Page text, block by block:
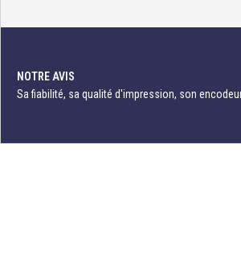
NOTRE AVIS
Sa fiabilité, sa qualité d'impression, son